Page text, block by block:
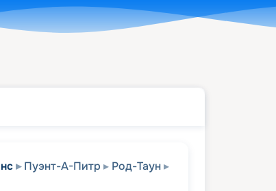
Пуэнт-А-Питр
Род-Таун